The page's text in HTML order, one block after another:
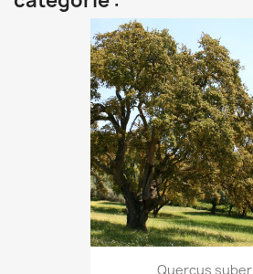
Quercus suber